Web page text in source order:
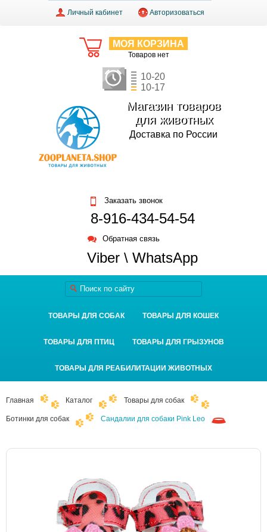
Личный кабинет Авторизоваться
МОЯ КОРЗИНА
Товаров нет
10-20
10-17
Магазин товаров
для животных
Доставка по России
Заказать звонок
8-916-434-54-54
Обратная связь
Viber \ WhatsApp
ТОВАРЫ ДЛЯ СОБАК ТОВАРЫ ДЛЯ КОШЕК
ТОВАРЫ ДЛЯ ПТИЦ ТОВАРЫ ДЛЯ ГРЫЗУНОВ
ТОВАРЫ ДЛЯ РЕАБИЛИТАЦИИ ЖИВОТНЫХ
Главная Каталог Товары для собак
Ботинки для собак Сандалии для собаки Pink Leo